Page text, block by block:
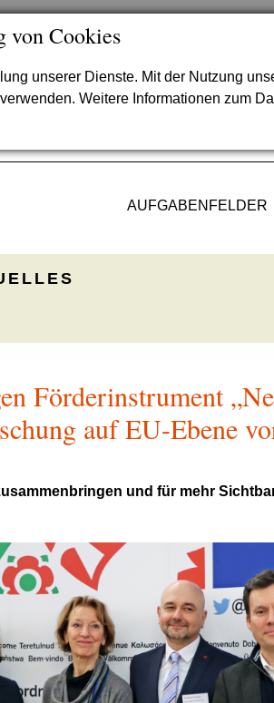
von Cookies
unserer Dienste. Mit der Nutzung
Weitere Informationen zum
AUFGABENFELDER
Förderinstrument
auf EU-Ebene
und für mehr